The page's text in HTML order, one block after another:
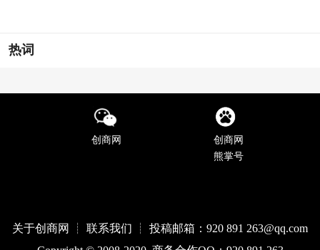
热词
创商网
创商网
熊掌号
关于创商网 ┊ 联系我们 ┊ 投稿邮箱：920 891 263@qq.com